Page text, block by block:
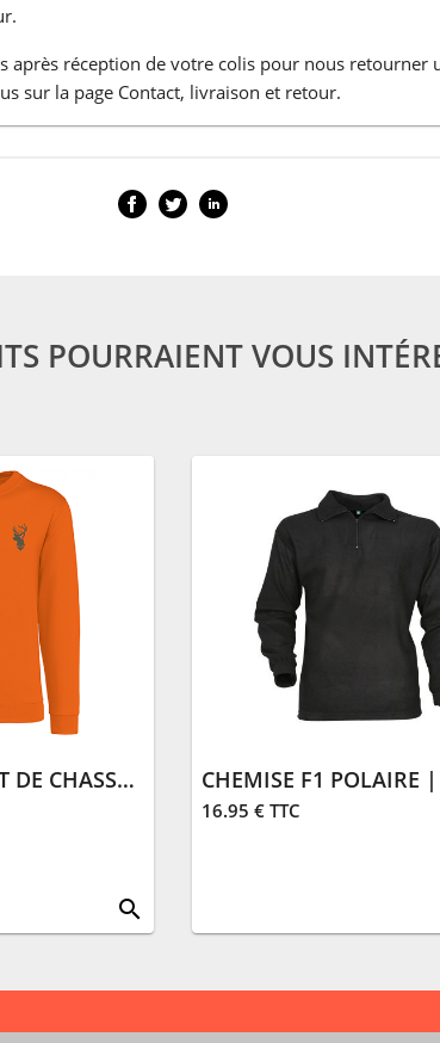
après réception de votre colis pour nous retourner
sur la page Contact, livraison et retour.
POURRAIENT VOUS
SWEAT VÊTEMENT DE CHASSE | ORANGE
search
CHEMISE F1 POLAIRE
16.95 € TTC